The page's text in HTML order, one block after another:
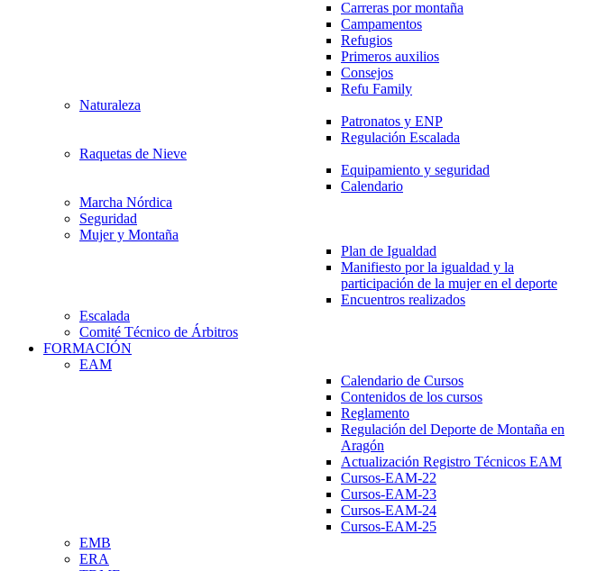
Carreras por montaña
Campamentos
Refugios
Primeros auxilios
Consejos
Refu Family
Naturaleza
Patronatos y ENP
Regulación Escalada
Raquetas de Nieve
Equipamiento y seguridad
Calendario
Marcha Nórdica
Seguridad
Mujer y Montaña
Plan de Igualdad
Manifiesto por la igualdad y la
participación de la mujer en el deporte
Encuentros realizados
Escalada
Comité Técnico de Árbitros
FORMACIÓN
EAM
Calendario de Cursos
Contenidos de los cursos
Reglamento
Regulación del Deporte de Montaña en
Aragón
Actualización Registro Técnicos EAM
Cursos-EAM-22
Cursos-EAM-23
Cursos-EAM-24
Cursos-EAM-25
EMB
ERA